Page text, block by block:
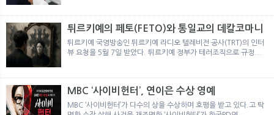
튀르키예의 페토(FETO)와 통일교의 데칼코마니
튀르키예 국영방송인 튀르키예 라디오 텔레비전 공사(TRT)의 인터
뷰 요청을 5월 7일 받았다. 튀르키예 정부가 테러조직으로 규정...
MBC ‘사이비헌터’, 연이은 수상 영예
MBC ‘사이비헌터’가 다수의 상을 수상하며 호평을 받고 있다.고 탁